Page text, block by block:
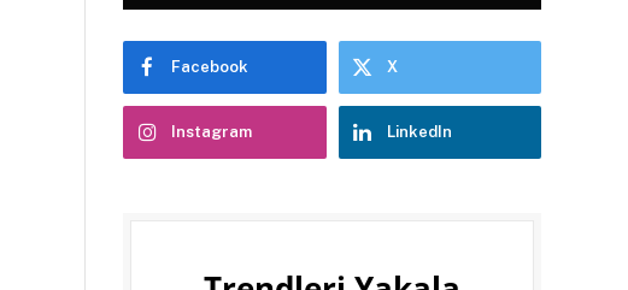
Facebook X
Instagram LinkedIn